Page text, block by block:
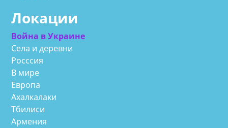
Локации
Война в Украине
Села и деревни
Росссия
В мире
Европа
Ахалкалаки
Тбилиси
Армения